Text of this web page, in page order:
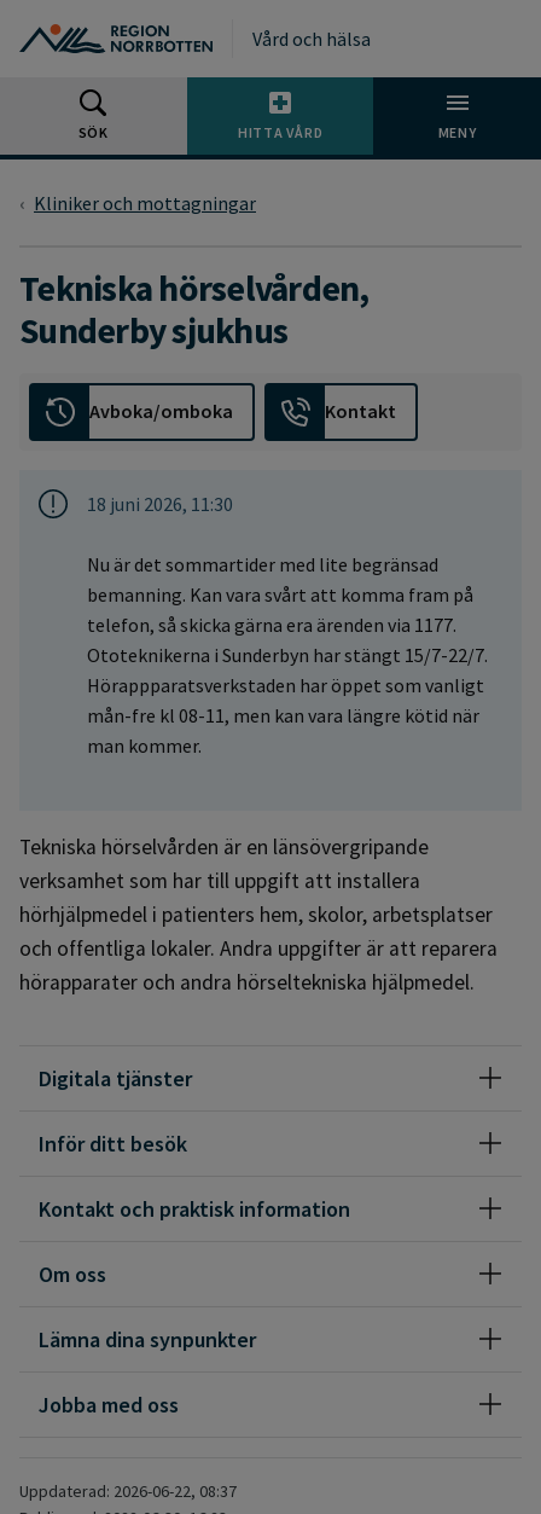
Vård och hälsa
SÖK HITTA VÅRD MENY
Kliniker och mottagningar
Tekniska hörselvården,
Sunderby sjukhus
Avboka/omboka Kontakt
18 juni 2026, 11:30
Nu är det sommartider med lite begränsad
bemanning. Kan vara svårt att komma fram på
telefon, så skicka gärna era ärenden via 1177.
Ototeknikerna i Sunderbyn har stängt 15/7-22/7.
Hörappparatsverkstaden har öppet som vanligt
mån-fre kl 08-11, men kan vara längre kötid när
man kommer.
Tekniska hörselvården är en länsövergripande
verksamhet som har till uppgift att installera
hörhjälpmedel i patienters hem, skolor, arbetsplatser
och offentliga lokaler. Andra uppgifter är att reparera
hörapparater och andra hörseltekniska hjälpmedel.
Digitala tjänster
Inför ditt besök
Kontakt och praktisk information
Om oss
Lämna dina synpunkter
Jobba med oss
Uppdaterad: 2026-06-22, 08:37